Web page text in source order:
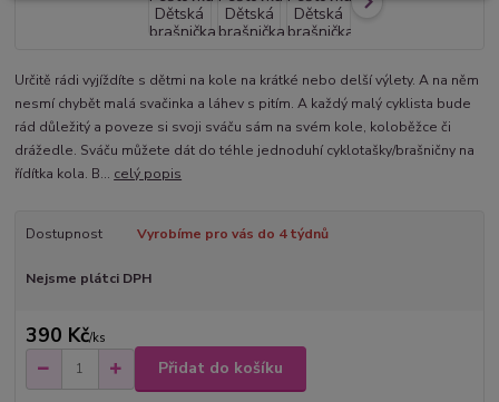
Určitě rádi vyjíždíte s dětmi na kole na krátké nebo delší výlety. A na něm
nesmí chybět malá svačinka a láhev s pitím. A každý malý cyklista bude
rád důležitý a poveze si svoji sváču sám na svém kole, koloběžce či
drážedle. Sváču můžete dát do téhle jednoduhí cyklotašky/brašničny na
řídítka kola. B... celý popis
Dostupnost Vyrobíme pro vás do 4 týdnů
Nejsme plátci DPH
390 Kč/ks
Přidat do košíku